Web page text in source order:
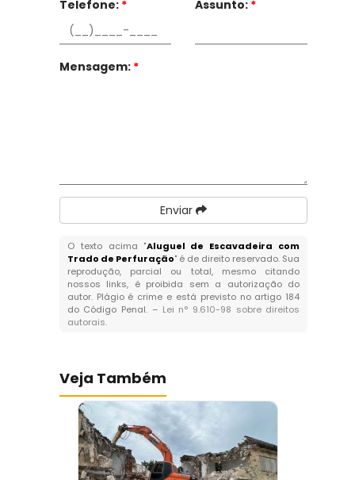
Telefone: * Assunto: *
Mensagem: *
Enviar
O texto acima "Aluguel de Escavadeira com
Trado de Perfuração" é de direito reservado. Sua
reprodução, parcial ou total, mesmo citando
nossos links, é proibida sem a autorização do
autor. Plágio é crime e está previsto no artigo 184
do Código Penal. – Lei n° 9.610-98 sobre direitos
autorais.
Veja Também